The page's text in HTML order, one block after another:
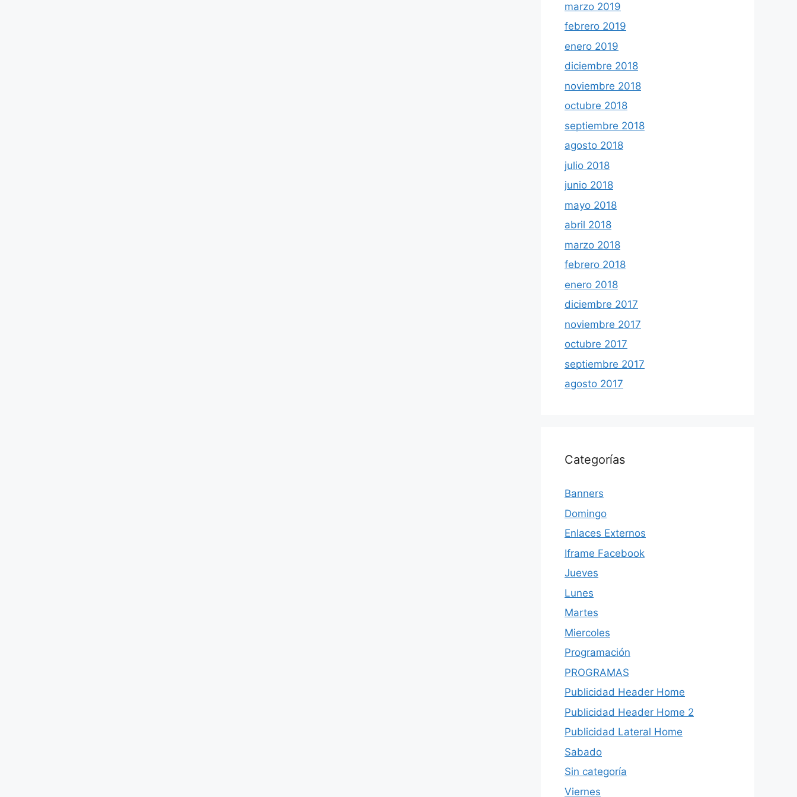
marzo 2019
febrero 2019
enero 2019
diciembre 2018
noviembre 2018
octubre 2018
septiembre 2018
agosto 2018
julio 2018
junio 2018
mayo 2018
abril 2018
marzo 2018
febrero 2018
enero 2018
diciembre 2017
noviembre 2017
octubre 2017
septiembre 2017
agosto 2017
Categorías
Banners
Domingo
Enlaces Externos
Iframe Facebook
Jueves
Lunes
Martes
Miercoles
Programación
PROGRAMAS
Publicidad Header Home
Publicidad Header Home 2
Publicidad Lateral Home
Sabado
Sin categoría
Viernes